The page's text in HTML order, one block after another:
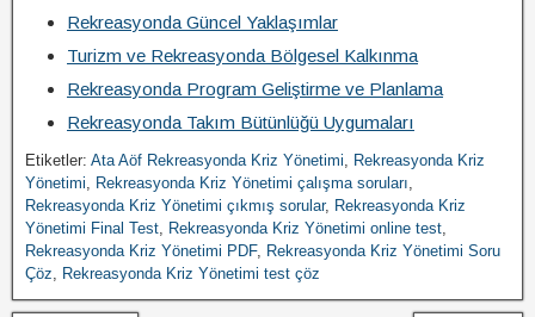
Rekreasyonda Güncel Yaklaşımlar
Turizm ve Rekreasyonda Bölgesel Kalkınma
Rekreasyonda Program Geliştirme ve Planlama
Rekreasyonda Takım Bütünlüğü Uygumaları
Etiketler: Ata Aöf Rekreasyonda Kriz Yönetimi, Rekreasyonda Kriz
Yönetimi, Rekreasyonda Kriz Yönetimi çalışma soruları,
Rekreasyonda Kriz Yönetimi çıkmış sorular, Rekreasyonda Kriz
Yönetimi Final Test, Rekreasyonda Kriz Yönetimi online test,
Rekreasyonda Kriz Yönetimi PDF, Rekreasyonda Kriz Yönetimi Soru
Çöz, Rekreasyonda Kriz Yönetimi test çöz